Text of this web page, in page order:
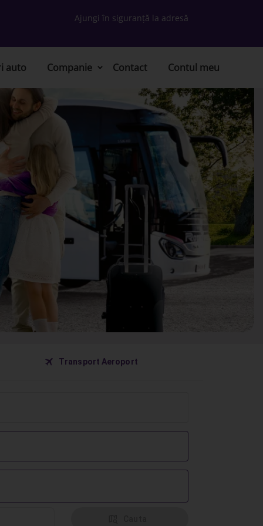
Ajungi în siguranță la adresă
auto Companie Contact Contul meu
󰀝 Transport Aeroport